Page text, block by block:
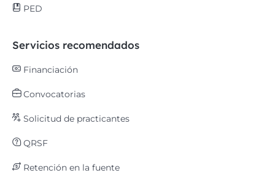
PED
Servicios recomendados
Financiación
Convocatorias
Solicitud de practicantes
QRSF
Retención en la fuente